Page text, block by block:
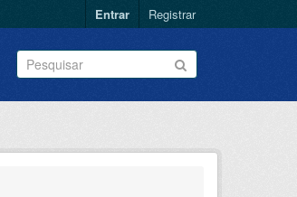
Entrar Registrar